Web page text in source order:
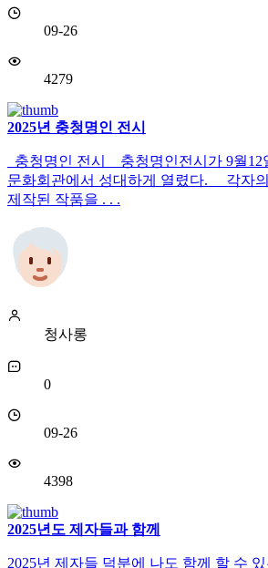
09-26
4279
2025년 충청명인 전시
충청명인 전시 충청명인전시가 9월12
문화회관에서 성대하게 열렸다. 각자
제작된 작품을 . . .
청사롱
0
09-26
4398
2025년도 제자들과 함께
2025년 제자들 덕분에 나도 함께 할 수